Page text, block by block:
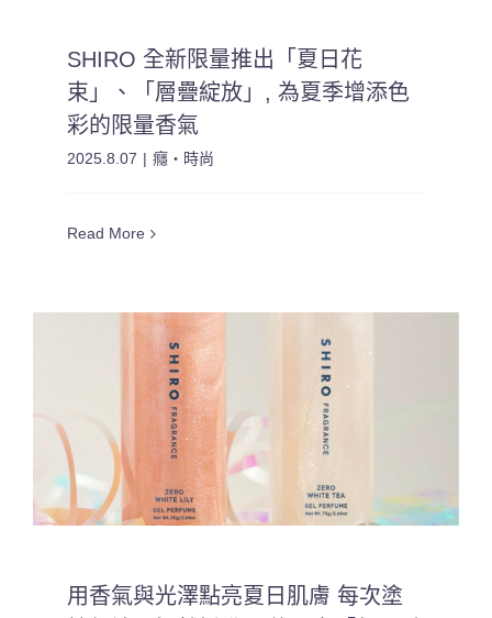
SHIRO 全新限量推出「夏日花
束」、「層疊綻放」, 為夏季增添色
彩的限量香氣
2025.8.07 | 癮・時尚
Read More
用香氣與光澤點亮夏日肌膚 每次塗